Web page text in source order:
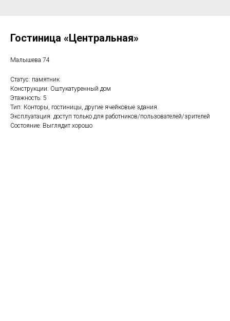
Гостиница «Центральная»
Малышева 74
Статус: памятник
Конструкции: Оштукатуренный дом
Этажность: 5
Тип: Конторы, гостиницы, другие ячейковые здания.
Эксплуатация: доступ только для работников/пользователей/зрителей
Состояние: Выглядит хорошо